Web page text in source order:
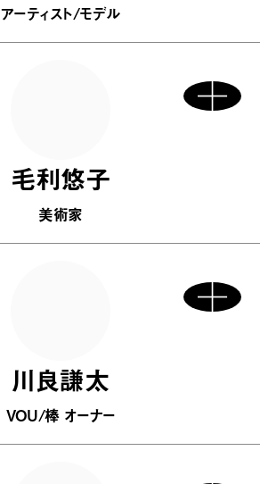
アーティスト/モデル
毛利悠子
美術家
川良謙太
VOU/棒 オーナー